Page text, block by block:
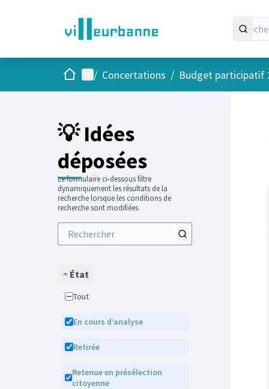
AccueilMenu principal
/ Concertations / Budget participatif
💡 Idées
déposées
Le formulaire ci-dessous filtre
dynamiquement les résultats de la
recherche lorsque les conditions de
recherche sont modifiées.
État
Tout
En cours d’analyse
Retirée
Retenue en présélection
citoyenne